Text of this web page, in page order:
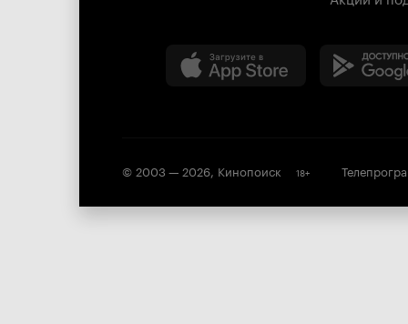
© 2003 — 2026, Кинопоиск 18+